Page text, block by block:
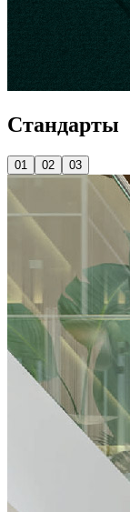
Стандарты
01 02 03